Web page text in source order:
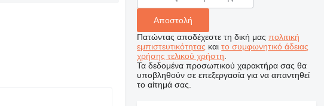
Πατώντας αποδέχεστε τη δική μαςπολιτική
εμπιστευτικότητας καιτο συμφωνητικό άδειας
χρήσης τελικού χρήστη
Τα δεδομένα προσωπικού χαρακτήρα σας θα
υποβληθούν σε επεξεργασία για να απαντηθεί
το αίτημά σας.